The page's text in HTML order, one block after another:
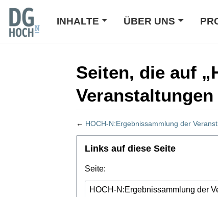
INHALTE ÜBER UNS
Seiten, die auf
← HOCH-N:Ergebnissammlung der
Wechseln zu:Navigation,Suche
Links auf diese Seite
Seite: